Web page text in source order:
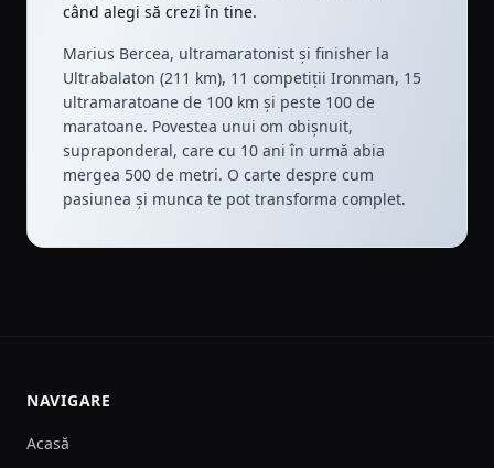
când alegi să crezi în tine.
Marius Bercea, ultramaratonist și finisher la
Ultrabalaton (211 km), 11 competiții Ironman, 15
ultramaratoane de 100 km și peste 100 de
maratoane. Povestea unui om obișnuit,
supraponderal, care cu 10 ani în urmă abia
mergea 500 de metri. O carte despre cum
pasiunea și munca te pot transforma complet.
NAVIGARE
Acasă